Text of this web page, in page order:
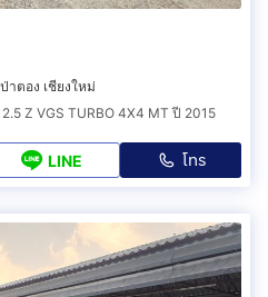
าตอง เชียงใหม่
Z VGS TURBO 4X4 MT ปี 2015
LINE โทร